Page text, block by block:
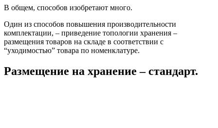
В общем, способов изобретают много.
Один из способов повышения производительности
комплектации, – приведение топологии хранения –
размещения товаров на складе в соответствии с
“уходимостью” товара по номенклатуре.
Размещение на хранение – стандарт.